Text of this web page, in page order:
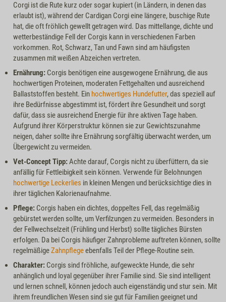
Corgi ist die Rute kurz oder sogar kupiert (in Ländern, in denen das
erlaubt ist), während der Cardigan Corgi eine längere, buschige Rute
hat, die oft fröhlich gewellt getragen wird. Das mittellange, dichte und
wetterbeständige Fell der Corgis kann in verschiedenen Farben
vorkommen. Rot, Schwarz, Tan und Fawn sind am häufigsten
zusammen mit weißen Abzeichen vertreten.
Ernährung: Corgis benötigen eine ausgewogene Ernährung, die aus
hochwertigen Proteinen, moderaten Fettgehalten und ausreichend
Ballaststoffen besteht. Ein hochwertiges Hundefutter, das speziell auf
ihre Bedürfnisse abgestimmt ist, fördert ihre Gesundheit und sorgt
dafür, dass sie ausreichend Energie für ihre aktiven Tage haben.
Aufgrund ihrer Körperstruktur können sie zur Gewichtszunahme
neigen, daher sollte ihre Ernährung sorgfältig überwacht werden, um
Übergewicht zu vermeiden.
Vet-Concept Tipp:Achte darauf, Corgis nicht zu überfüttern, da sie
anfällig für Fettleibigkeit sein können. Verwende für Belohnungen
hochwertige Leckerlies in kleinen Mengen und berücksichtige dies in
ihrer täglichen Kalorienaufnahme.
Pflege: Corgis haben ein dichtes, doppeltes Fell, das regelmäßig
gebürstet werden sollte, um Verfilzungen zu vermeiden. Besonders in
der Fellwechselzeit (Frühling und Herbst) sollte tägliches Bürsten
erfolgen. Da bei Corgis häufiger Zahnprobleme auftreten können, sollte
regelmäßigeZahnpflegeebenfalls Teil der Pflege-Routine sein.
Charakter: Corgis sind fröhliche, aufgeweckte Hunde, die sehr
anhänglich und loyal gegenüber ihrer Familie sind. Sie sind intelligent
und lernen schnell, können jedoch auch eigenständig und stur sein. Mit
ihrem freundlichen Wesen sind sie gut für Familien geeignet und